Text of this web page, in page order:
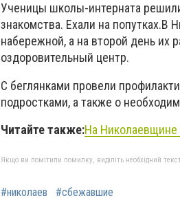
Ученицы школы-интерната
знакомства. Ехали на попутках.В
набережной, а на второй день их
оздоровительный центр.
С беглянками провели
подростками, а также о
Читайте также:На Николаевщине
Якщо ви помітили помилку, виділіть необхідний
#николаев #сбежавшие